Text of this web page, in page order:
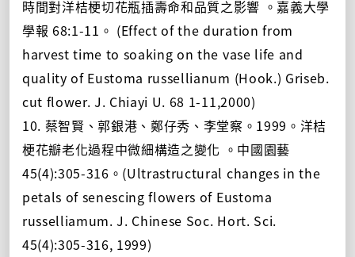
時間對洋桔梗切花瓶插壽命和品質之影響 。嘉義大學
學報 68:1-11。 (Effect of the duration from
harvest time to soaking on the vase life and
quality of Eustoma russellianum (Hook.) Griseb.
cut flower. J. Chiayi U. 68 1-11,2000)
10. 蔡智賢、郭銀港、鄭仔秀、李堂察。1999。洋桔
梗花瓣老化過程中微細構造之變化 。中國園藝
45(4):305-316。(Ultrastructural changes in the
petals of senescing flowers of Eustoma
russelliamum. J. Chinese Soc. Hort. Sci.
45(4):305-316, 1999)